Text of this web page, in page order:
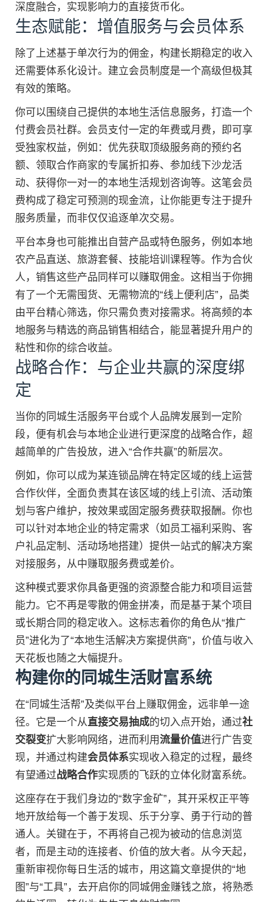
深度融合，实现影响力的直接货币化。
生态赋能：增值服务与会员体系
除了上述基于单次行为的佣金，构建长期稳定的收入
还需要体系化设计。建立会员制度是一个高级但极其
有效的策略。
你可以围绕自己提供的本地生活信息服务，打造一个
付费会员社群。会员支付一定的年费或月费，即可享
受独家权益，例如：优先获取顶级服务商的预约名
额、领取合作商家的专属折扣券、参加线下沙龙活
动、获得你一对一的本地生活规划咨询等。这笔会员
费构成了稳定可预测的现金流，让你能更专注于提升
服务质量，而非仅仅追逐单次交易。
平台本身也可能推出自营产品或特色服务，例如本地
农产品直送、旅游套餐、技能培训课程等。作为合伙
人，销售这些产品同样可以赚取佣金。这相当于你拥
有了一个无需囤货、无需物流的“线上便利店”，品类
由平台精心筛选，你只需负责对接需求。将高频的本
地服务与精选的商品销售相结合，能显著提升用户的
粘性和你的综合收益。
战略合作：与企业共赢的深度绑
定
当你的同城生活服务平台或个人品牌发展到一定阶
段，便有机会与本地企业进行更深度的战略合作，超
越简单的广告投放，进入“合作共赢”的新层次。
例如，你可以成为某连锁品牌在特定区域的线上运营
合作伙伴，全面负责其在该区域的线上引流、活动策
划与客户维护，按效果或固定服务费获取报酬。你也
可以针对本地企业的特定需求（如员工福利采购、客
户礼品定制、活动场地搭建）提供一站式的解决方案
对接服务，从中赚取服务费或差价。
这种模式要求你具备更强的资源整合能力和项目运营
能力。它不再是零散的佣金拼凑，而是基于某个项目
或长期合同的稳定收入。这标志着你的角色从“推广
员”进化为了“本地生活解决方案提供商”，价值与收入
天花板也随之大幅提升。
构建你的同城生活财富系统
在“同城生活帮”及类似平台上赚取佣金，远非单一途
径。它是一个从直接交易抽成的切入点开始，通过社
交裂变扩大影响网络，进而利用流量价值进行广告变
现，并通过构建会员体系实现收入稳定的过程，最终
有望通过战略合作实现质的飞跃的立体化财富系统。
这座存在于我们身边的“数字金矿”，其开采权正平等
地开放给每一个善于发现、乐于分享、勇于行动的普
通人。关键在于，不再将自己视为被动的信息浏览
者，而是主动的连接者、价值的放大者。从今天起，
重新审视你每日生活的城市，用这篇文章提供的“地
图”与“工具”，去开启你的同城佣金赚钱之旅，将熟悉